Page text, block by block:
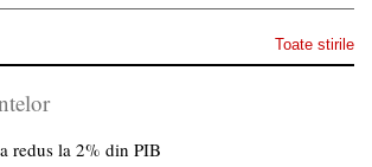
Toate stirile
redus la 2% din PIB